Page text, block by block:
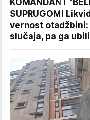
KOMANDANT
SUPRUGOM!
vernost
slučaja, pa ga